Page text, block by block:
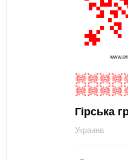
Гірська
Украина